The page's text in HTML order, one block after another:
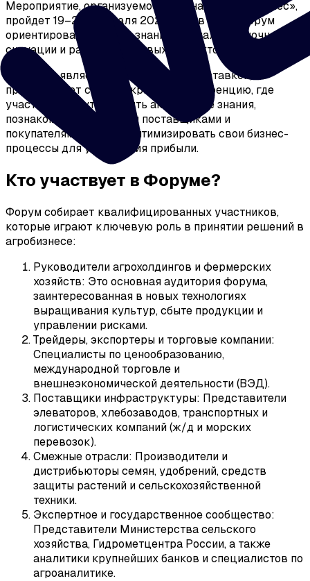
Мероприятие, организуемое «Журналом Агробизнес»,
пройдет 19–20 февраля 2026 года в Сочи. Форум
ориентирован на обмен знаниями, анализ рыночной
ситуации и развитие деловых контактов.
Форум не является традиционной выставкой, а
представляет собой закрытую конференцию, где
участники могут получить актуальные знания,
познакомиться с новыми поставщиками и
покупателями, а также оптимизировать свои бизнес-
процессы для увеличения прибыли.
Кто участвует в Форуме?
Форум собирает квалифицированных участников,
которые играют ключевую роль в принятии решений в
агробизнесе:
Руководители агрохолдингов и фермерских
хозяйств: Это основная аудитория форума,
заинтересованная в новых технологиях
выращивания культур, сбыте продукции и
управлении рисками.
Трейдеры, экспортеры и торговые компании:
Специалисты по ценообразованию,
международной торговле и
внешнеэкономической деятельности (ВЭД).
Поставщики инфраструктуры: Представители
элеваторов, хлебозаводов, транспортных и
логистических компаний (ж/д и морских
перевозок).
Смежные отрасли: Производители и
дистрибьюторы семян, удобрений, средств
защиты растений и сельскохозяйственной
техники.
Экспертное и государственное сообщество:
Представители Министерства сельского
хозяйства, Гидрометцентра России, а также
аналитики крупнейших банков и специалистов по
агроаналитике.